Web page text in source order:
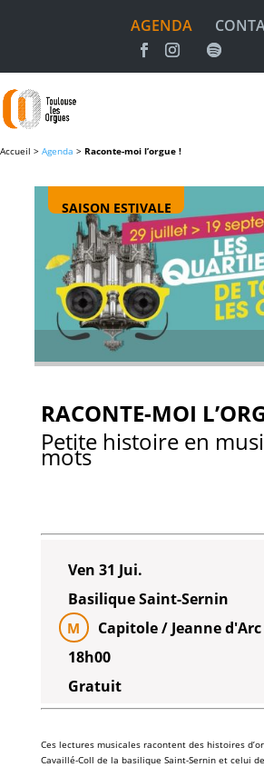
AGENDA
Accueil > Agenda > Raconte-moi l’orgue !
SAISON ESTIVALE
RACONTE-MOI
Petite histoire en
mots
Ven 31 Jui.
Basilique Saint-Sernin
M
Capitole / Jeanne d'Arc
18h00
Gratuit
Ces lectures musicalesracontent des histoires d’
Cavaillé-Coll de la basilique Saint-Serninet celui de